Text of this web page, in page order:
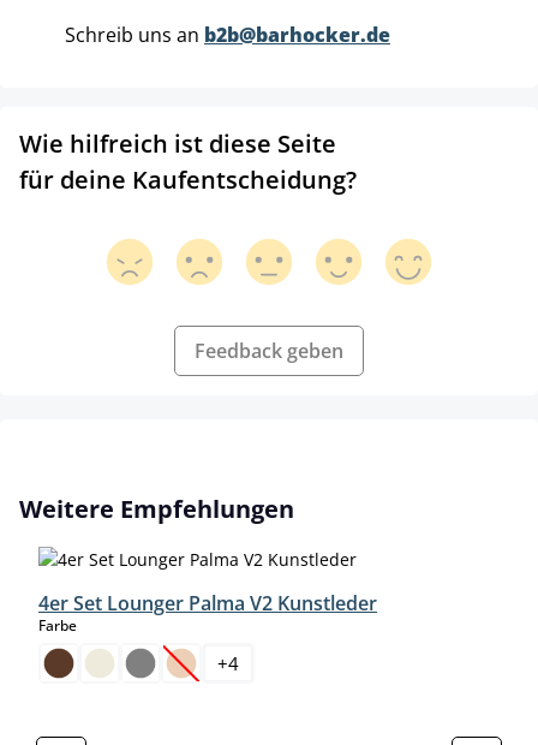
Schreib uns an b2b@barhocker.de
Wie hilfreich ist diese Seite
für deine Kaufentscheidung?
Feedback geben
Produktgalerie überspringen
Weitere Empfehlungen
4er Set Lounger Palma V2 Kunstleder
Farbeauswählen
(Diese Option ist zurzeit nicht verfügbar.)
+4